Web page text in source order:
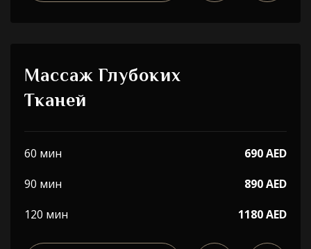
Массаж Глубоких
Тканей
60 мин
690 AED
90 мин
890 AED
120 мин
1180 AED